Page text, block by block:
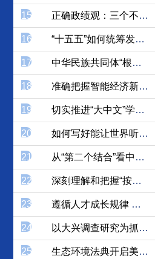
15 正确政绩观：三个不能再回到
16 “十五五”如何统筹发展与安...
17 中华民族共同体“根脉”与“...
18 准确把握智能经济新形态的本...
19 切实推进“大中文”学科学术...
20 如何写好能让世界听懂的中国...
21 从“第二个结合”看中华文明...
22 深刻理解和把握“按规律办事”
23 遵循人才成长规律 培养新时...
24 以大兴调查研究为抓手，树立...
25 生态环境法典开启美丽中国建...